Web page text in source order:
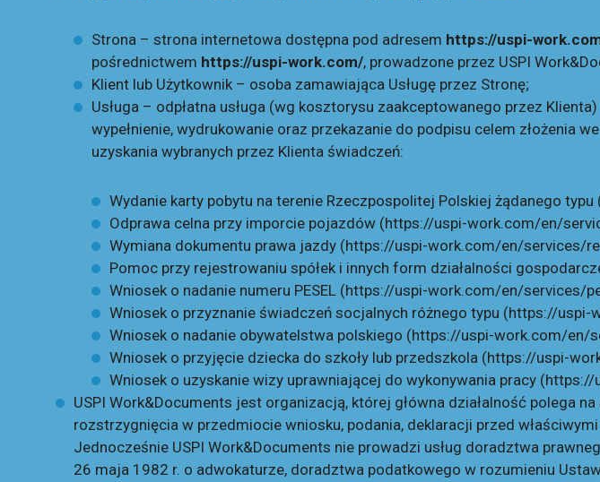
Strona – strona internetowa dostępna pod adresem https://uspi-
pośrednictwem https://uspi-work.com/, prowadzone przez USPI
Klient lub Użytkownik – osoba zamawiająca Usługę przez Stronę;
Usługa – odpłatna usługa (wg kosztorysu zaakceptowanego przez
wypełnienie, wydrukowanie oraz przekazanie do podpisu celem złożenia
uzyskania wybranych przez Klienta świadczeń:
Wydanie karty pobytu na terenie Rzeczpospolitej Polskiej żądanego typu
Odprawa celna przy imporcie pojazdów (https://uspi-work.com/en/
Wymiana dokumentu prawa jazdy (https://uspi-work.com/en/services/
Pomoc przy rejestrowaniu spółek i innych form działalności
Wniosek o nadanie numeru PESEL (https://uspi-work.com/en/services/
Wniosek o przyznanie świadczeń socjalnych różnego typu (https://uspi-
Wniosek o nadanie obywatelstwa polskiego (https://uspi-work.com/en/
Wniosek o przyjęcie dziecka do szkoły lub przedszkola (https://uspi-
Wniosek o uzyskanie wizy uprawniającej do wykonywania pracy (https://
USPI Work&Documents jest organizacją, której główna działalność polega
rozstrzygnięcia w przedmiocie wniosku, podania, deklaracji przed
Jednocześnie USPI Work&Documents nie prowadzi usług doradztwa
26 maja 1982 r. o adwokaturze, doradztwa podatkowego w rozumieniu